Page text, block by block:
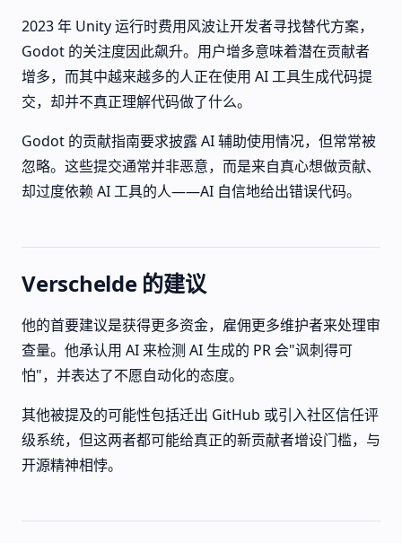
2023 年 Unity 运行时费用风波让开发者寻找替代方案，
Godot 的关注度因此飙升。用户增多意味着潜在贡献者
增多，而其中越来越多的人正在使用 AI 工具生成代码提
交，却并不真正理解代码做了什么。
Godot 的贡献指南要求披露 AI 辅助使用情况，但常常被
忽略。这些提交通常并非恶意，而是来自真心想做贡献、
却过度依赖 AI 工具的人——AI 自信地给出错误代码。
Verschelde 的建议
他的首要建议是获得更多资金，雇佣更多维护者来处理审
查量。他承认用 AI 来检测 AI 生成的 PR 会"讽刺得可
怕"，并表达了不愿自动化的态度。
其他被提及的可能性包括迁出 GitHub 或引入社区信任评
级系统，但这两者都可能给真正的新贡献者增设门槛，与
开源精神相悖。